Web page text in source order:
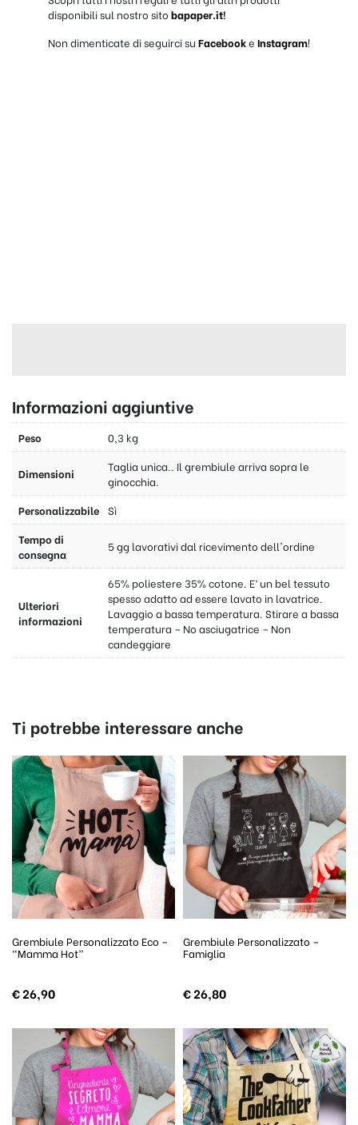
disponibili sul nostro sito bapaper.it!
Non dimenticate di seguirci su Facebooke Instagram!
Informazioni aggiuntive
Peso 0,3 kg
Dimensioni
Taglia unica.. Il grembiule arriva sopra le
ginocchia.
Personalizzabile Sì
Tempo di
consegna
5 gg lavorativi dal ricevimento dell'ordine
Ulteriori
informazioni
65% poliestere 35% cotone. E’ un bel tessuto
spesso adatto ad essere lavato in lavatrice.
Lavaggio a bassa temperatura. Stirare a bassa
temperatura – No asciugatrice – Non
candeggiare
Ti potrebbe interessare anche
Grembiule Personalizzato Eco –
“Mamma Hot”
€26,90
Grembiule Personalizzato –
Famiglia
€26,80